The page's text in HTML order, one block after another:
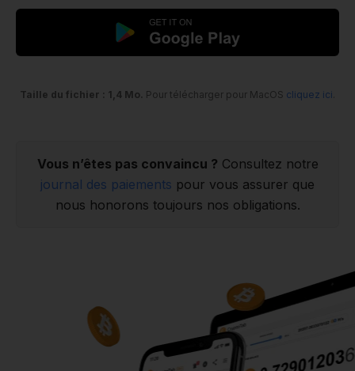
Taille du fichier : 1,4 Mo. Pour télécharger pour MacOS cliquez ici
Vous n’êtes pas convaincu ? Consultez notre
journal des paiements pour vous assurer que
nous honorons toujours nos obligations.